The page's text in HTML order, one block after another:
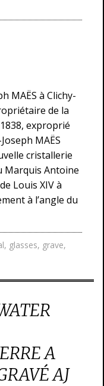
MAËS à Clichy-
de la
exproprié
MAËS
cristallerie
Marquis Antoine
Louis XIV à
à l’angle du
, glasses, grave,
A
AJ